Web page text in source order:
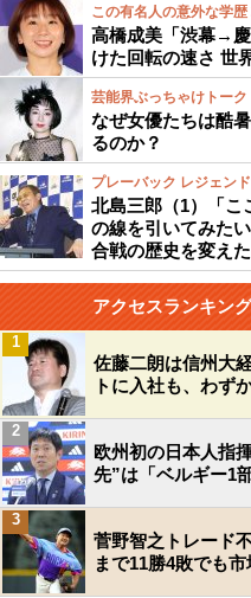
この有名人の意外な学
高橋成美「渋幕→
けた回転の速さ 世
芸能界ぶっちゃけトーク
なぜ女優たちは酷
るのか？
プレーバック レジェン
北島三郎（1）「こ
の線を引いてみた
合戦の歴史を変えた
アクセスランキン
佐藤二朗は信州大
トに入社も、わず
1
欧州初の日本人指
先”は「ベルギー1
2
菅野智之トレード
まで11勝4敗でも
3